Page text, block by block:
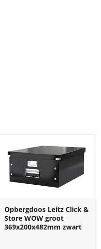
Opbergdoos Leitz Click &
Store WOW groot
369x200x482mm zwart